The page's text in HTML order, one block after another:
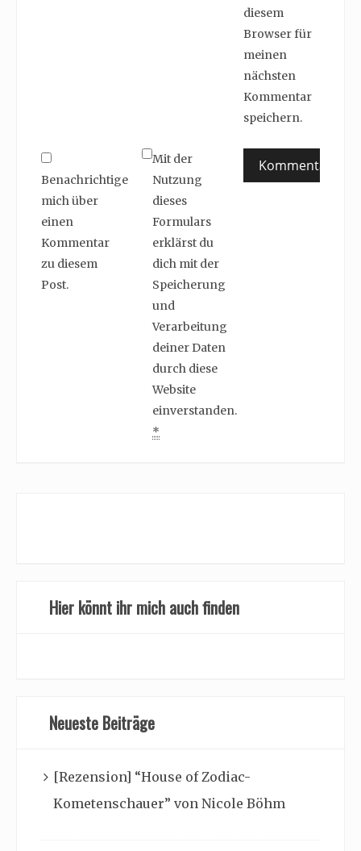
diesem
Browser für
meinen
nächsten
Kommentar
speichern.
Benachrichtige
mich über
einen
Kommentar
zu diesem
Post.
Mit der
Nutzung
dieses
Formulars
erklärst du
dich mit der
Speicherung
und
Verarbeitung
deiner Daten
durch diese
Website
einverstanden.
*
Hier könnt ihr mich auch finden
Neueste Beiträge
[Rezension] “House of Zodiac-
Kometenschauer” von Nicole Böhm